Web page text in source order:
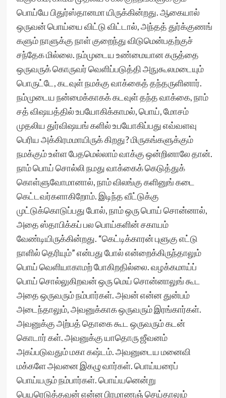
பொய்யே பிதுர்ஸ்தானமா யிருக்கின்றது. ஆகையால்
ஒருவன் பொய்யை விட்டு விட்டால், அந்தத் துர்க்குணங்
களும் நாளுக்கு நாள் குறைந்து விடுமென்பதற்குச்
சந்தேக மில்லை. நம்முடைய உண்மையான கருத்தை
ஒருவருக் கொருவர் வெளிப்படுத்தி அநுகூலமடையும்
பொருட்டே, கடவுள் நமக்கு வாக்கைத் தந்தருளினார்.
நம்முடைய நன்மைக்காகக் கடவுள் தந்த வாக்கை, நாம்
சத் விஷயத்தில் உபயோகிக்காமல், பொய், மோசம்
முதலிய துர்விஷயங் களில் உபயோகிப்பது எவ்வளவு
பெரிய அக்கிரமமாயிருக் கிறது? மிருகங்களுக்கும்
நமக்கும் உள்ள பேதமெல்லாம் வாக்கு ஒன்றினாலே தான்.
நாம் பொய் சொல்லி நமது வாக்கைக் கெடுத்துக்
கொள்ளுவோமானால், நாம் விலங்கு களினுங் கடை
கெட்டவர்களாகிறோம். இடிந்த வீட்டுக்கு
முட்டுக்கொடுப்பது போல், நாம் ஒரு பொய் சொன்னால்,
அதை ஸ்தாபிக்கப் பல பொய்களின் சகாயம்
வேண்டியிருக்கின்றது. “கெட்டிக்காரன் புளுகு எட்டு
நாளில் தெரியும்” என்பது போல் என்றைக்கிருந்தாலும்
பொய் வெளியாகாமற் போகிறதில்லை. வழக்கமாய்ப்
பொய் சொல்லுகிறவன் ஒரு மெய் சொன்னாலுங் கூட
அதை ஒருவரும் நம்பார்கள். அவன் என்ன துன்பம்
அடைந்தாலும், அவனுக்காக ஒருவரும் இரங்கார்கள்.
அவனுக்கு அற்பத் தொகை கூட ஒருவரும் கடன்
கொடார் கள். அவனுக்கு யாதொரு ஜீவனம்
அகப்படுவதும் மகா கஷ்டம். அவனுடைய மனைவி
மக்களே அவனை இகழு வார்கள். பொய்யரைப்
பொய்யரும் நம்பார்கள். பொய்யனென்று
பெயரெடுத்தவன் என்ன பிரமாணஞ் செய்தாலும்